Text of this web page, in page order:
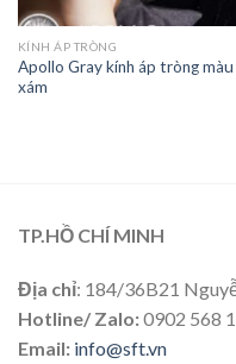
KÍNH ÁP TRÒNG
Apollo Gray kính áp tròng màu
xám
TP.HỒ CHÍ MINH
Địa chỉ: 184/36B21
Hotline/ Zalo:0902 568
Email: info@sft.vn